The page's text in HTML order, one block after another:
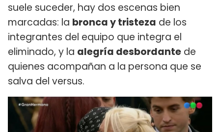
suele suceder, hay dos escenas bien
marcadas: la bronca y tristeza de los
integrantes del equipo que integra el
eliminado, y la alegría desbordante de
quienes acompañan a la persona que se
salva del versus.